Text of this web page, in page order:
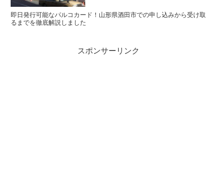
即日発行可能なパルコカード！山形県酒田市での申し込みから受け取
るまでを徹底解説しました
スポンサーリンク